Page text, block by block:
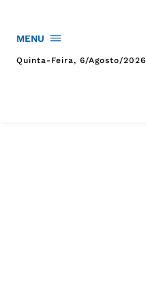
MENU
Quinta-Feira, 6/agosto/2026